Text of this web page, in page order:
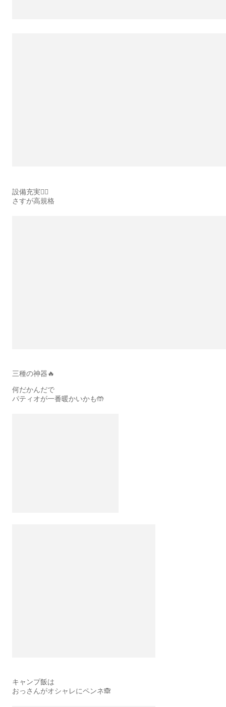
設備充実🙆‍♂️
さすが高規格
三種の神器🔥
何だかんだで
パティオが一番暖かいかも🤲
キャンプ飯は
おっさんがオシャレにペンネ🙈